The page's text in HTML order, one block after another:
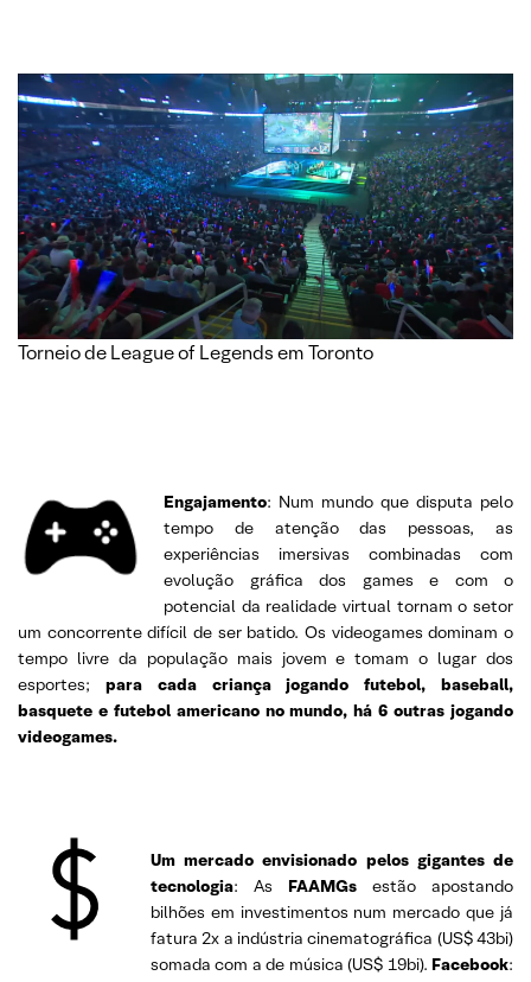
Torneio de League of Legends em Toronto
Engajamento: Num mundo que disputa pelo
tempo de atenção das pessoas, as
experiências imersivas combinadas com
evolução gráfica dos games e com o
potencial da realidade virtual tornam o setor
um concorrente difícil de ser batido. Os videogames dominam o
tempo livre da população mais jovem e tomam o lugar dos
esportes; para cada criança jogando futebol, baseball,
basquete e futebol americano no mundo, há 6 outras jogando
videogames.
Um mercado envisionado pelos gigantes de
tecnologia: As FAAMGs estão apostando
bilhões em investimentos num mercado que já
fatura 2x a indústria cinematográfica (US$ 43bi)
somada com a de música (US$ 19bi). Facebook: